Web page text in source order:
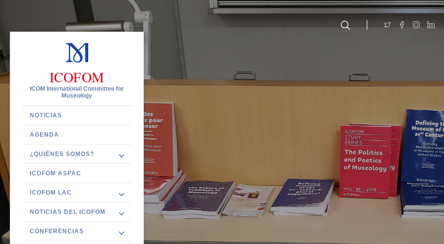
ICOFOM
ICOM International Committee for
Museology
NOTICIAS
AGENDA
¿QUIÉNES SOMOS?
ICOFOM ASPAC
ICOFOM LAC
NOTICIAS DEL ICOFOM
CONFERENCIAS